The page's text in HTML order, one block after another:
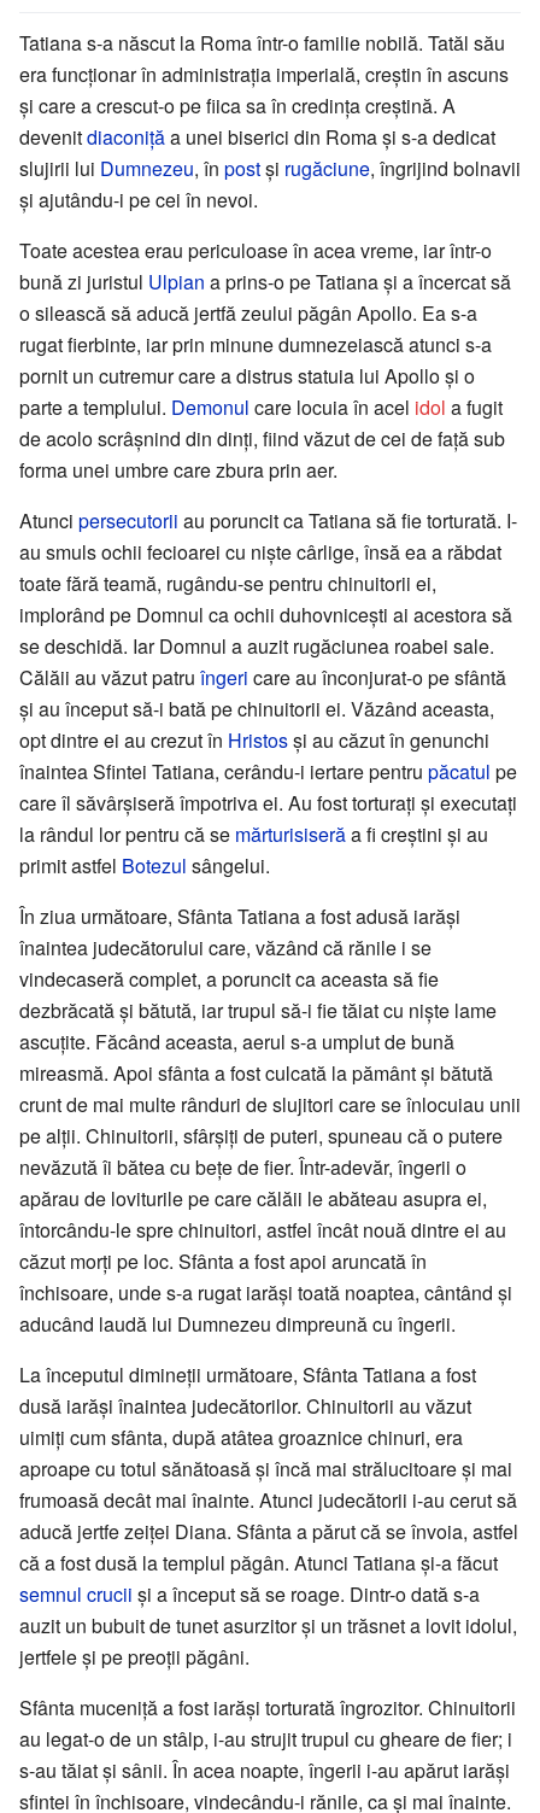
Tatiana s-a născut la Roma într-o familie nobilă. Tatăl său
era funcționar în administrația imperială, creștin în ascuns
și care a crescut-o pe fiica sa în credința creștină. A
devenitdiaconițăa unei biserici din Roma și s-a dedicat
slujirii lui Dumnezeu, în postși rugăciune, îngrijind bolnavii
și ajutându-i pe cei în nevoi.
Toate acestea erau periculoase în acea vreme, iar într-o
bună zi juristul Ulpian a prins-o pe Tatiana și a încercat să
o silească să aducă jertfă zeului păgân Apollo. Ea s-a
rugat fierbinte, iar prin minune dumnezeiască atunci s-a
pornit un cutremur care a distrus statuia lui Apollo și o
parte a templului. Demonul care locuia în acel idol a fugit
de acolo scrâșnind din dinți, fiind văzut de cei de față sub
forma unei umbre care zbura prin aer.
Atunci persecutorii au poruncit ca Tatiana să fie torturată. I-
au smuls ochii fecioarei cu niște cârlige, însă ea a răbdat
toate fără teamă, rugându-se pentru chinuitorii ei,
implorând pe Domnul ca ochii duhovnicești ai acestora să
se deschidă. Iar Domnul a auzit rugăciunea roabei sale.
Călăii au văzut patru îngeri care au înconjurat-o pe sfântă
și au început să-i bată pe chinuitorii ei. Văzând aceasta,
opt dintre ei au crezut în Hristosși au căzut în genunchi
înaintea Sfintei Tatiana, cerându-i iertare pentru păcatul pe
care îl săvârșiseră împotriva ei. Au fost torturați și executați
la rândul lor pentru că se mărturisiserăa fi creștini și au
primit astfel Botezul sângelui.
În ziua următoare, Sfânta Tatiana a fost adusă iarăși
înaintea judecătorului care, văzând că rănile i se
vindecaseră complet, a poruncit ca aceasta să fie
dezbrăcată și bătută, iar trupul să-i fie tăiat cu niște lame
ascuțite. Făcând aceasta, aerul s-a umplut de bună
mireasmă. Apoi sfânta a fost culcată la pământ și bătută
crunt de mai multe rânduri de slujitori care se înlocuiau unii
pe alții. Chinuitorii, sfârșiți de puteri, spuneau că o putere
nevăzută îi bătea cu bețe de fier. Într-adevăr, îngerii o
apărau de loviturile pe care călăii le abăteau asupra ei,
întorcându-le spre chinuitori, astfel încât nouă dintre ei au
căzut morți pe loc. Sfânta a fost apoi aruncată în
închisoare, unde s-a rugat iarăși toată noaptea, cântând și
aducând laudă lui Dumnezeu dimpreună cu îngerii.
La începutul dimineții următoare, Sfânta Tatiana a fost
dusă iarăși înaintea judecătorilor. Chinuitorii au văzut
uimiți cum sfânta, după atâtea groaznice chinuri, era
aproape cu totul sănătoasă și încă mai strălucitoare și mai
frumoasă decât mai înainte. Atunci judecătorii i-au cerut să
aducă jertfe zeiței Diana. Sfânta a părut că se învoia, astfel
că a fost dusă la templul păgân. Atunci Tatiana și-a făcut
semnul crucii și a început să se roage. Dintr-o dată s-a
auzit un bubuit de tunet asurzitor și un trăsnet a lovit idolul,
jertfele și pe preoții păgâni.
Sfânta muceniță a fost iarăși torturată îngrozitor. Chinuitorii
au legat-o de un stâlp, i-au strujit trupul cu gheare de fier; i
s-au tăiat și sânii. În acea noapte, îngerii i-au apărut iarăși
sfintei în închisoare, vindecându-i rănile, ca și mai înainte.